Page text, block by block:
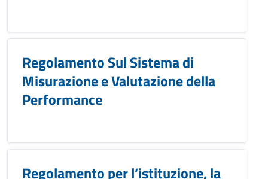
Regolamento Sul Sistema di
Misurazione e Valutazione della
Performance
Regolamento per l’istituzione, la